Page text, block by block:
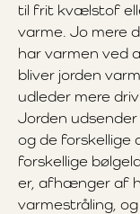
til frit kvælstof
varme. Jo mere
har varmen ved
bliver jorden
udleder mere
Jorden
og de forskellige
forskellige
er, afhænger af
varmestråling,